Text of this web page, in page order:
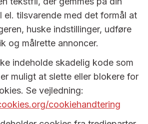
el. tilsvarende med det formål at
huske indstillinger, udføre
og målrette annoncer.
indeholde skadelig kode som
muligt at slette eller blokere for
Se vejledning:
cookiehandtering